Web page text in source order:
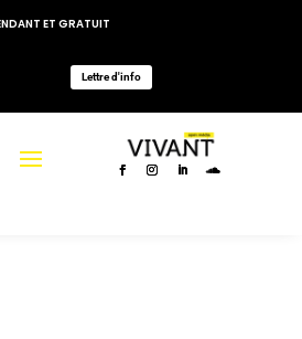
ET GRATUIT
Lettre d'info